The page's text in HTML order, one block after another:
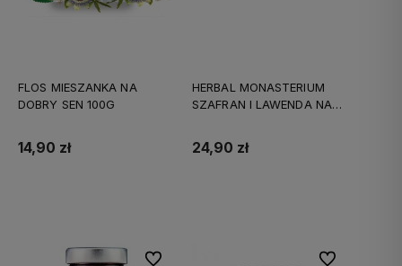
FLOS MIESZANKA NA
DOBRY SEN 100G
14,90 zł
HERBAL MONASTERIUM
SZAFRAN I LAWENDA NA
24,90 zł
Do ulubionych Do ulubionych